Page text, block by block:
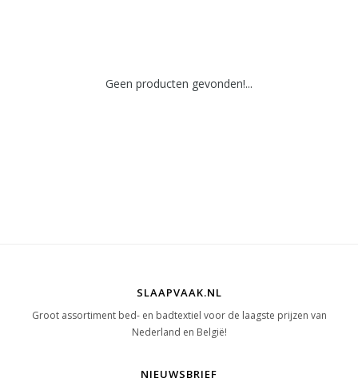
Geen producten gevonden!...
SLAAPVAAK.NL
Groot assortiment bed- en badtextiel voor de laagste prijzen van
Nederland en België!
NIEUWSBRIEF